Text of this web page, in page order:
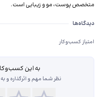
متخصص پوست، مو و زیبایی است.
دیدگاه‌ها درباره دکتر سعید
دیدگاه‌ها
امتیاز کسب‌وکار
به این
نظر شما مهم و اثرگذاره و